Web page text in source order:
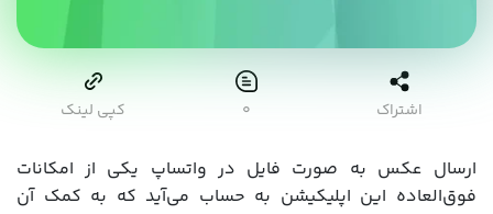
اشتراک ۰ کپی لینک
ارسال عکس به صورت فایل در واتساپ یکی از امکانات
فوق‌العاده این اپلیکیشن به حساب می‌آید که به کمک آن